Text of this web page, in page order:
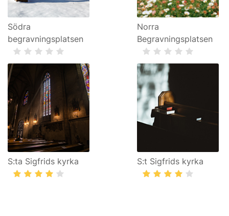
Södra
begravningsplatsen
Norra
Begravningsplatsen
S:ta Sigfrids kyrka S:t Sigfrids kyrka